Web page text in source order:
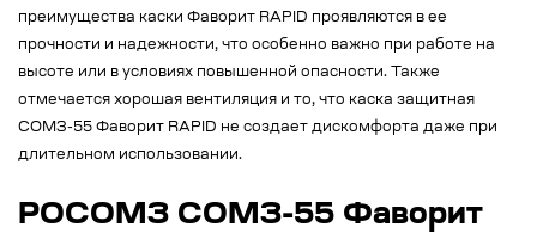
преимущества каски Фаворит RAPID проявляются в ее
прочности и надежности, что особенно важно при работе на
высоте или в условиях повышенной опасности. Также
отмечается хорошая вентиляция и то, что каска защитная
СОМЗ-55 Фаворит RAPID не создает дискомфорта даже при
длительном использовании.
РОСОМЗ СОМЗ-55 Фаворит